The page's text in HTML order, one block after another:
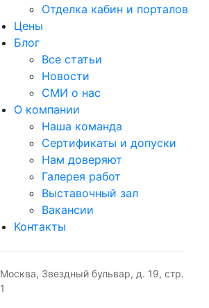
Отделка кабин и порталов
Цены
Блог
Все статьи
Новости
СМИ о нас
О компании
Наша команда
Сертификаты и допуски
Нам доверяют
Галерея работ
Выставочный зал
Вакансии
Контакты
Москва, Звездный бульвар, д. 19, стр.
1